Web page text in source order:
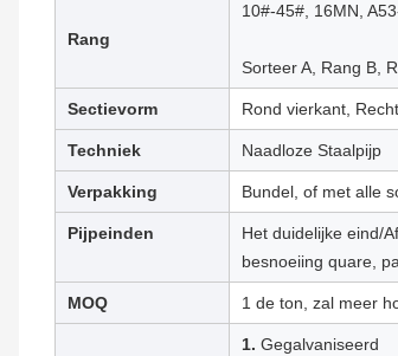
Rang
10#-45#, 16MN,
Sorteer A, Rang B,
Sectievorm Rond vierkant,
Techniek Naadloze Staalpijp
Verpakking Bundel, of met alle
Pijpeinden
Het duidelijke eind/
besnoeiing quare,
MOQ 1 de ton, zal meer
1. Gegalvaniseerd